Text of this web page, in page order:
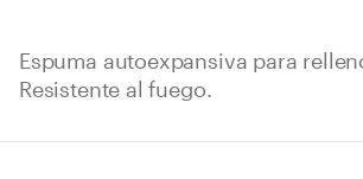
Espuma autoexpansiva para
Resistente al fuego.